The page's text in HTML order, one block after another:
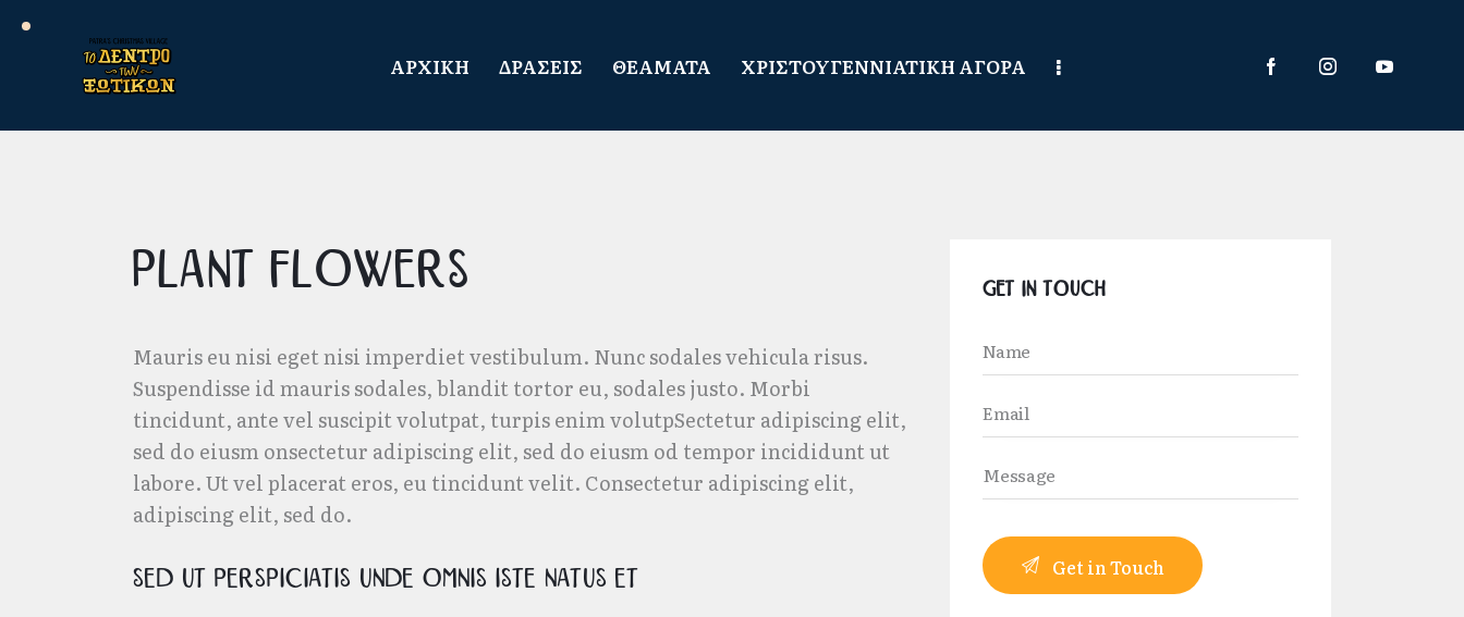
ΑΡΧΙΚΗ ΔΡΑΣΕΙΣ ΘΕΑΜΑΤΑ ΧΡΙΣΤΟΥΓΕΝΝΙΑΤΙΚΗ ΑΓΟΡΑ
Plant Flowers
Mauris eu nisi eget nisi imperdiet vestibulum. Nunc sodales vehicula risus.
Suspendisse id mauris sodales, blandit tortor eu, sodales justo. Morbi
tincidunt, ante vel suscipit volutpat, turpis enim volutpSectetur adipiscing elit,
sed do eiusm onsectetur adipiscing elit, sed do eiusm od tempor incididunt ut
labore. Ut vel placerat eros, eu tincidunt velit. Consectetur adipiscing elit,
adipiscing elit, sed do.
Sed ut perspiciatis unde omnis iste natus et
Get in Touch